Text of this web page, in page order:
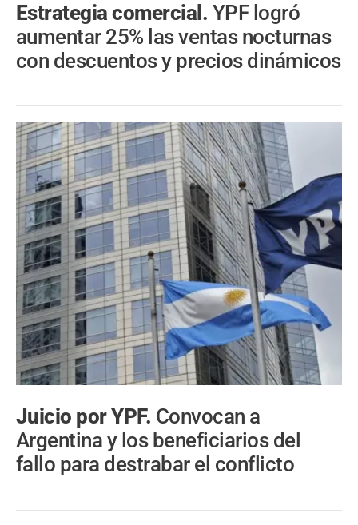
Estrategia comercial. YPF logró
aumentar 25% las ventas nocturnas
con descuentos y precios dinámicos
Juicio por YPF. Convocan a
Argentina y los beneficiarios del
fallo para destrabar el conflicto